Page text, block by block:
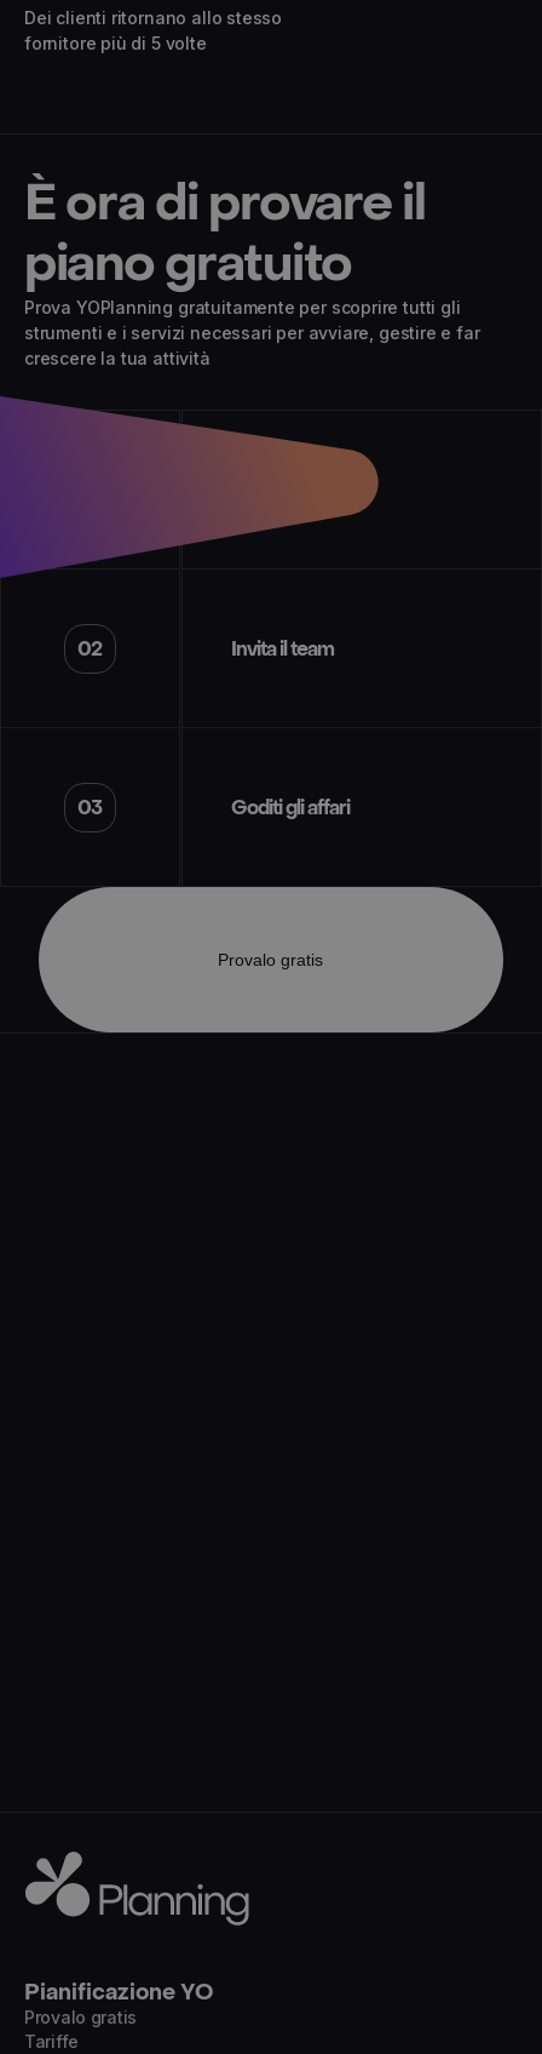
Dei clienti ritornano allo stesso
fornitore più di 5 volte
02
03
Invita il team
Goditi gli affari
Provalo gratis
È ora di provare il
piano gratuito
Prova YOPlanning gratuitamente per scoprire tutti gli
strumenti e i servizi necessari per avviare, gestire e far
crescere la tua attività
Pianificazione YO
Provalo gratis
Tariffe